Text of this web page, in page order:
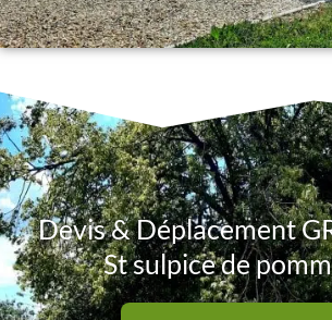
Devis & Déplacement
St sulpice de